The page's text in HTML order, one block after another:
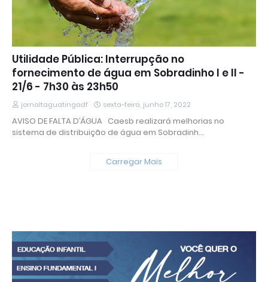
Utilidade Pública: Interrupção no
fornecimento de água em Sobradinho I e II -
21/6 - 7h30 às 23h50
jornaltaguatingadf sexta-feira, junho 17, 2022
AVISO DE FALTA D’ÁGUA Caesb realizará melhorias no
sistema de distribuição de água em Sobradinh…
Carregar Mais